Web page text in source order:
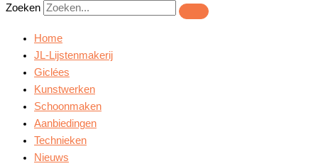
Zoeken
Home
JL-Lijstenmakerij
Giclées
Kunstwerken
Schoonmaken
Aanbiedingen
Technieken
Nieuws